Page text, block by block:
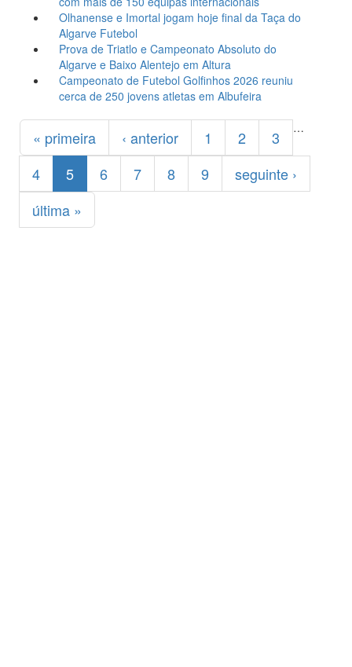
Olhanense e Imortal jogam hoje final da Taça do
Algarve Futebol
Prova de Triatlo e Campeonato Absoluto do
Algarve e Baixo Alentejo em Altura
Campeonato de Futebol Golfinhos 2026 reuniu
cerca de 250 jovens atletas em Albufeira
Páginas
« primeira ‹ anterior 1 2
3
4
5 6 7 8 9
…
seguinte ›
última »